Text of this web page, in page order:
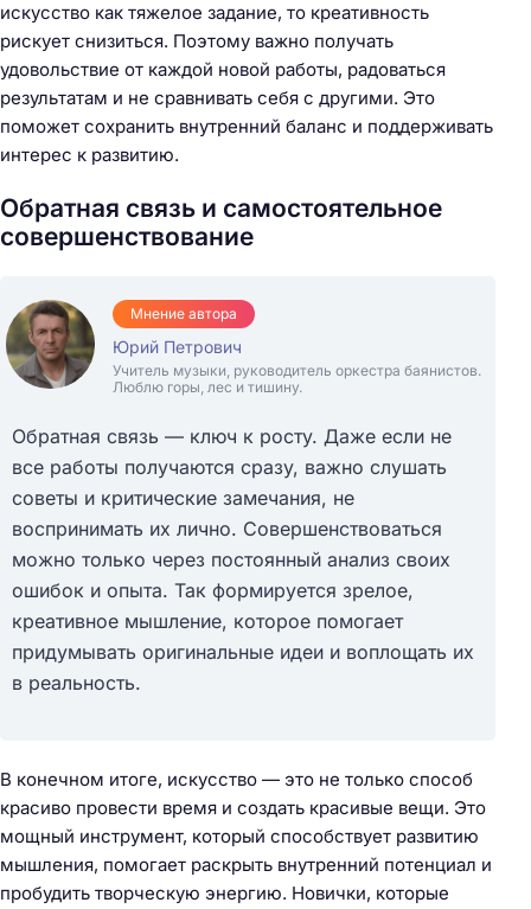
искусство как тяжелое задание, то креативность
рискует снизиться. Поэтому важно получать
удовольствие от каждой новой работы, радоваться
результатам и не сравнивать себя с другими. Это
поможет сохранить внутренний баланс и поддерживать
интерес к развитию.
Обратная связь и самостоятельное
совершенствование
Мнение автора
Юрий Петрович
Учитель музыки, руководитель оркестра баянистов.
Люблю горы, лес и тишину.
Обратная связь — ключ к росту. Даже если не
все работы получаются сразу, важно слушать
советы и критические замечания, не
воспринимать их лично. Совершенствоваться
можно только через постоянный анализ своих
ошибок и опыта. Так формируется зрелое,
креативное мышление, которое помогает
придумывать оригинальные идеи и воплощать их
в реальность.
В конечном итоге, искусство — это не только способ
красиво провести время и создать красивые вещи. Это
мощный инструмент, который способствует развитию
мышления, помогает раскрыть внутренний потенциал и
пробудить творческую энергию. Новички, которые